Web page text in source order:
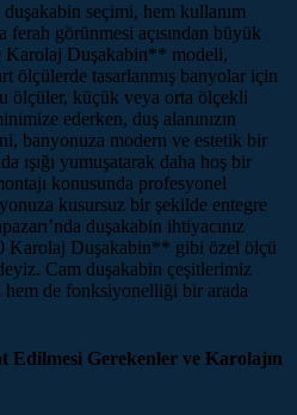
seçimi, hem kullanım
ferah görünmesi açısından büyük
Karolaj Duşakabin** modeli,
ölçülerde tasarlanmış banyolar için
ölçüler, küçük veya orta ölçekli
ederken, duş alanınızın
banyonuza modern ve estetik bir
ışığı yumuşatarak daha hoş bir
konusunda profesyonel
kusursuz bir şekilde entegre
duşakabin ihtiyacınız
Karolaj Duşakabin** gibi özel ölçü
Cam duşakabin çeşitlerimiz
hem de fonksiyonelliği bir arada
Edilmesi Gerekenler ve Karolajın